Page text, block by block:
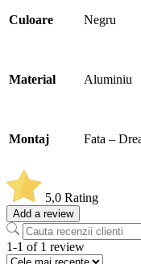
Culoare Negru
Material Aluminiu
Montaj Fata –
5,0 Rating
Add a review
1-1 of 1 review